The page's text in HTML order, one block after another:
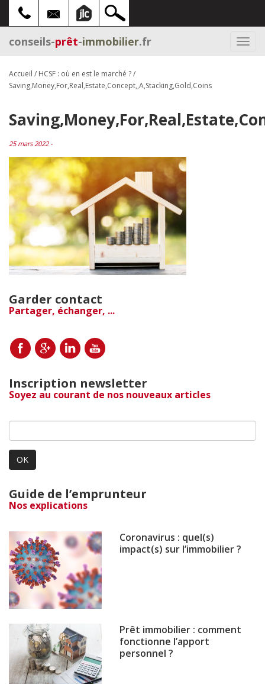
conseils-prêt-immobilier.fr
Accueil / HCSF : où en est le marché ?/
Saving,Money,For,Real,Estate,Concept,,A,Stacking,Gold,Coins
25 mars 2022 -
Garder contact
Partager, échanger, ...
Inscription newsletter
Soyez au courant de nos nouveaux articles
OK
Guide de l’emprunteur
Nos explications
Coronavirus : quel(s)
impact(s) sur l’immobilier ?
Prêt immobilier : comment
fonctionne l’apport
personnel ?